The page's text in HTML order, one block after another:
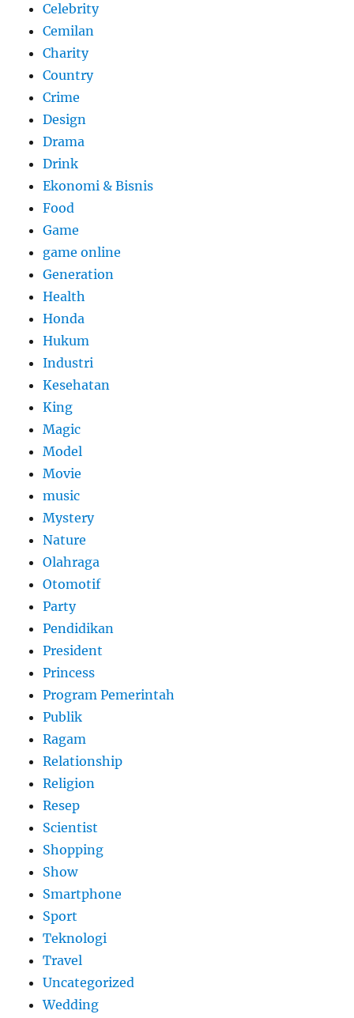
Celebrity
Cemilan
Charity
Country
Crime
Design
Drama
Drink
Ekonomi & Bisnis
Food
Game
game online
Generation
Health
Honda
Hukum
Industri
Kesehatan
King
Magic
Model
Movie
music
Mystery
Nature
Olahraga
Otomotif
Party
Pendidikan
President
Princess
Program Pemerintah
Publik
Ragam
Relationship
Religion
Resep
Scientist
Shopping
Show
Smartphone
Sport
Teknologi
Travel
Uncategorized
Wedding